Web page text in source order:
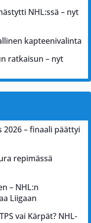
NHL:ssä – nyt
kapteenivalinta
ratkaisun – nyt
2026 – finaali päättyi
repimässä
– NHL:n
Liigaan
vai Kärpät? NHL-